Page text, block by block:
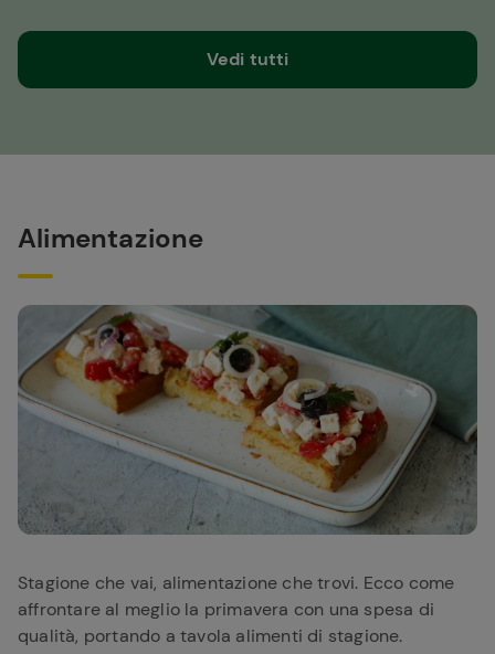
Vedi tutti
Alimentazione
Stagione che vai, alimentazione che trovi. Ecco come
affrontare al meglio la primavera con una spesa di
qualità, portando a tavola alimenti di stagione.